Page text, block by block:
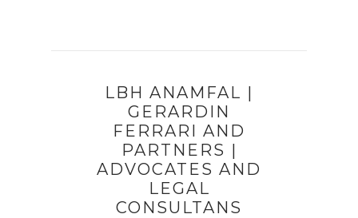
LBH ANAMFAL |
GERARDIN
FERRARI AND
PARTNERS |
ADVOCATES AND
LEGAL
CONSULTANS